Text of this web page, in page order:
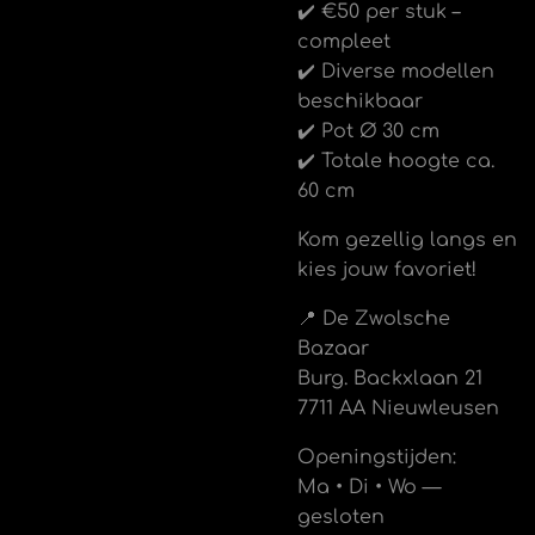
✔️ €50 per stuk –
compleet
✔️ Diverse modellen
beschikbaar
✔️ Pot Ø 30 cm
✔️ Totale hoogte ca.
60 cm
Kom gezellig langs en
kies jouw favoriet!
📍 De Zwolsche
Bazaar
Burg. Backxlaan 21
7711 AA Nieuwleusen
Openingstijden:
Ma • Di • Wo —
gesloten